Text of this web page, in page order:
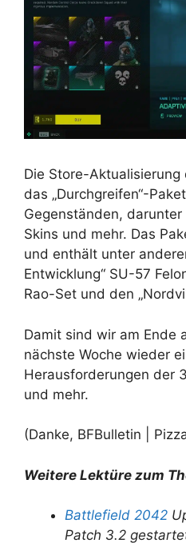
Die Store-
das „Durchgreifen“-
Gegenständen,
Skins und mehr. Das
und enthält unter
Entwicklung“ SU-57
Rao-Set und den
Damit sind wir am Ende
nächste Woche wieder
Herausforderungen der
und mehr.
(Danke, BFBulletin |
Weitere Lektüre zum
Battlefield 2042
Patch 3.2